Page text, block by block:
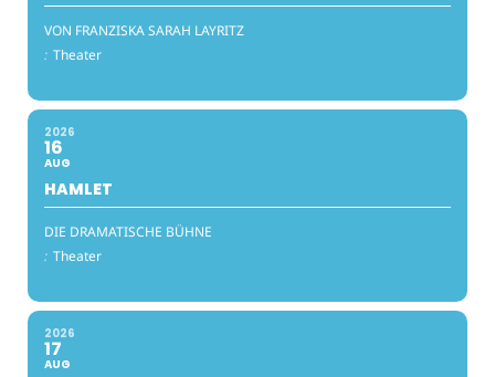
VON FRANZISKA SARAH LAYRITZ
: Theater
2026
16
AUG
HAMLET
DIE DRAMATISCHE BÜHNE
: Theater
2026
17
AUG